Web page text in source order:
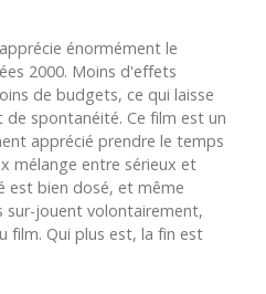
énormément le
2000. Moins d'effets
de budgets, ce qui laisse
de spontanéité. Ce film est un
apprécié prendre le temps
mélange entre sérieux et
est bien dosé, et même
sur-jouent volontairement,
film. Qui plus est, la fin est